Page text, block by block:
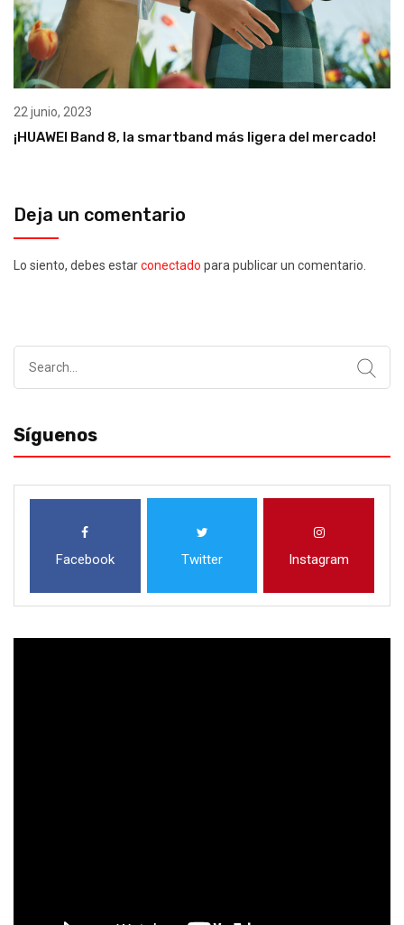
22 junio, 2023
¡HUAWEI Band 8, la smartband más ligera del mercado!
Deja un comentario
Lo siento, debes estarconectado para publicar un comentario.
Síguenos
Facebook Twitter Instagram